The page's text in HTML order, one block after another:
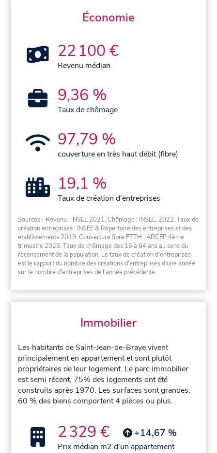
Économie
22 100 €
Revenu médian
9,36 %
Taux de chômage
97,79 %
couverture en très haut débit (fibre)
19,1 %
Taux de création d'entreprises
Sources - Revenu : INSEE 2021, Chômage : INSEE, 2022. Taux de
création entreprises : INSEE & Répertoire des entreprises et des
établissements 2019. Couverture fibre FTTH : ARCEP 4ème
trimestre 2025. Taux de chômage des 15 à 64 ans au sens du
recensement de la population. Le taux de création d'entreprises
est le rapport du nombre des créations d'entreprises d'une année
sur le nombre d'entreprises de l'année précédente.
Immobilier
Les habitants de Saint-Jean-de-Braye vivent
principalement en appartement et sont plutôt
propriétaires de leur logement. Le parc immobilier
est semi récent, 75% des logements ont été
construits après 1970. Les surfaces sont grandes,
60 % des biens comportent 4 pièces ou plus.
2 329 € +14,67 %
Prix médian m2 d'un appartement